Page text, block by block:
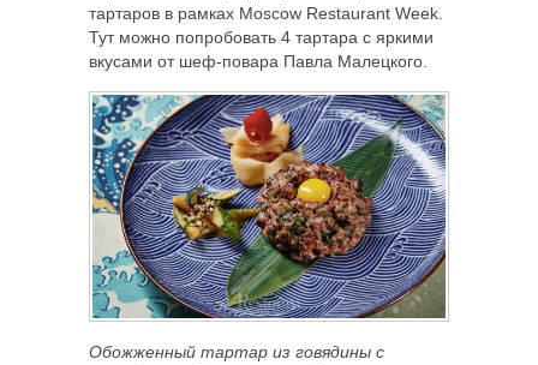
тартаров в рамках Moscow Restaurant Week.
Тут можно попробовать 4 тартара с яркими
вкусами от шеф-повара Павла Малецкого.
Обожженный тартар из говядины с